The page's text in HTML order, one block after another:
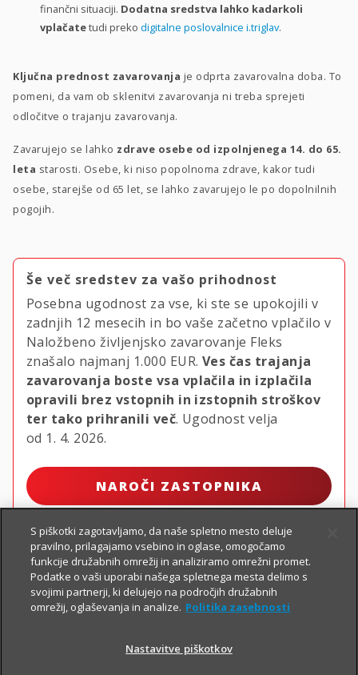
finančni situaciji. Dodatna sredstva lahko kadarkoli
vplačatetudi preko digitalne poslovalnice i.triglav.
Ključna prednost zavarovanja je odprta zavarovalna doba. To
pomeni, da vam ob sklenitvi zavarovanja ni treba sprejeti
odločitve o trajanju zavarovanja.
Zavarujejo se lahko zdrave osebe od izpolnjenega 14. do 65.
leta starosti. Osebe, ki niso popolnoma zdrave, kakor tudi
osebe, starejše od 65 let, se lahko zavarujejo le po dopolnilnih
pogojih.
Še več sredstev za vašo prihodnost
Posebna ugodnost za vse, ki ste se upokojili v
zadnjih 12 mesecih in bo vaše začetno vplačilo v
Naložbeno življenjsko zavarovanje Fleks
znašalo najmanj 1.000 EUR. Ves čas trajanja
zavarovanja boste vsa vplačila in izplačila
opravili brez vstopnih in izstopnih stroškov
ter tako prihranili več. Ugodnost velja
od 1. 4. 2026.
NAROČI ZASTOPNIKA
01 2864 000
S piškotki zagotavljamo, da naše spletno mesto deluje
pravilno, prilagajamo vsebino in oglase, omogočamo
funkcije družabnih omrežij in analiziramo omrežni promet.
Podatke o vaši uporabi našega spletnega mesta delimo s
svojimi partnerji, ki delujejo na področjih družabnih
omrežij, oglaševanja in analize. Politika zasebnosti
Nastavitve piškotkov